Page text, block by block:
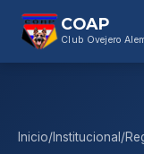
COAP
Club Ovejero
Inicio/Institucional /